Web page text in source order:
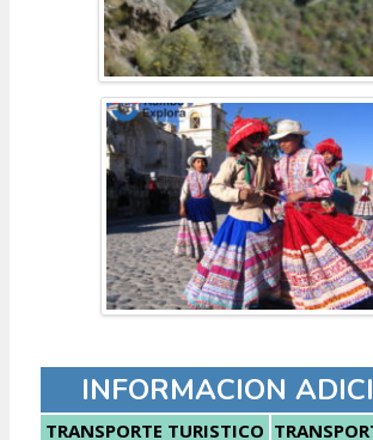
INFORMACION
TRANSPORTE TURISTICO